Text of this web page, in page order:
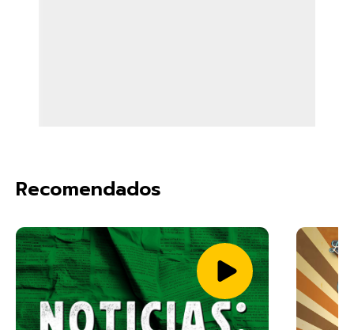
Recomendados